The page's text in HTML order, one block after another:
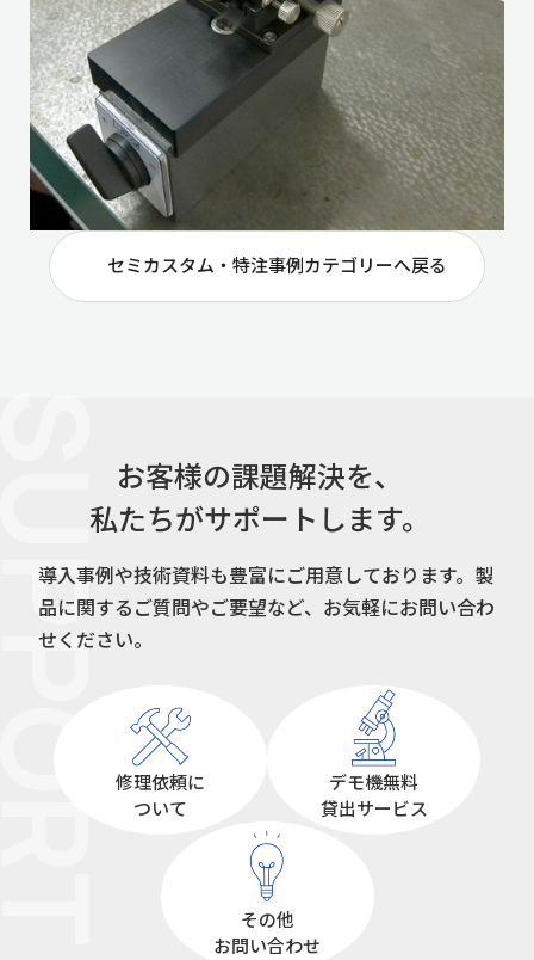
セミカスタム・特注事例カテゴリーへ戻る
お客様の課題解決を、
私たちがサポートします。
導入事例や技術資料も豊富にご用意しております。 製
品に関するご質問やご要望など、お気軽にお問い合わ
せください。
修理依頼に
ついて
デモ機無料
貸出サービス
その他
お問い合わせ